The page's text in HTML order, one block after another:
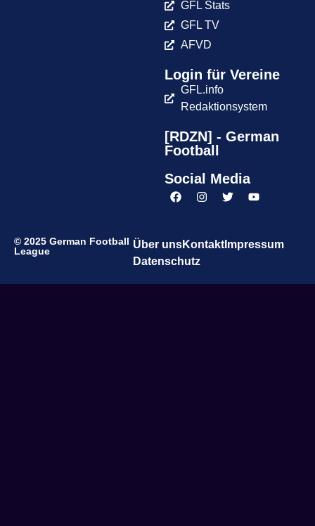
GFL Stats
GFL TV
AFVD
Login für Vereine
GFL.info
Redaktionsystem
[RDZN] - German
Football
Social Media
© 2025 German Football
League
Über unsKontaktImpressum
Datenschutz